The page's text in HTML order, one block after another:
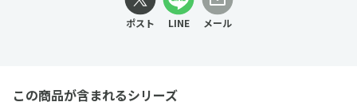
ポスト LINE メール
この商品が含まれるシリーズ